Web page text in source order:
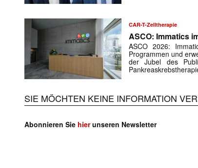
CAR-T-Zelltherapie
ASCO: Immatics
ASCO 2026:
Programmen und
der Jubel des
SIE MÖCHTEN KEINE INFORMATION
Abonnieren Sie hierunseren Newsletter